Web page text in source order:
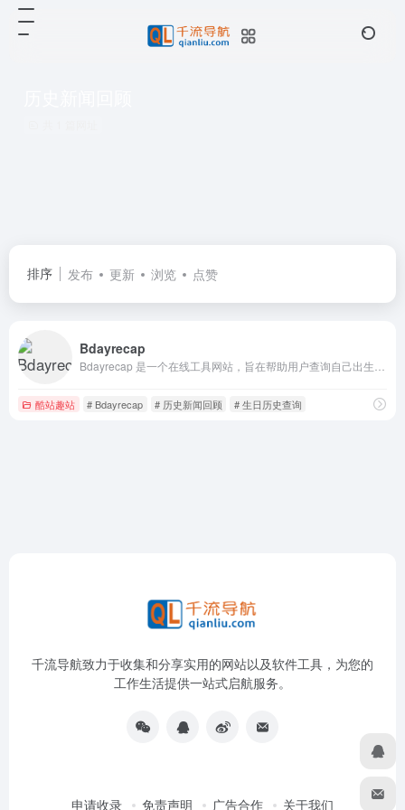
排序 发布 更新 浏览 点赞
Bdayrecap
酷站趣站 # Bdayrecap # 历史新闻回顾 # 生日历史查询
千流导航致力于收集和分享实用的网站以及软件工具，为您的
工作生活提供一站式启航服务。
申请收录 免责声明 广告合作 关于我们